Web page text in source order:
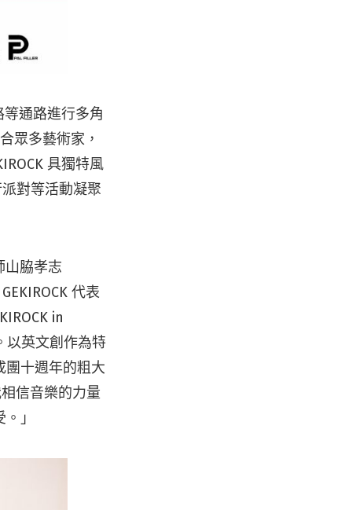
通路進行多角
眾多藝術家，
具獨特風
派對等活動凝聚
山脇孝志
代表
in
以英文創作為特
團十週年的粗大
信音樂的力量
」